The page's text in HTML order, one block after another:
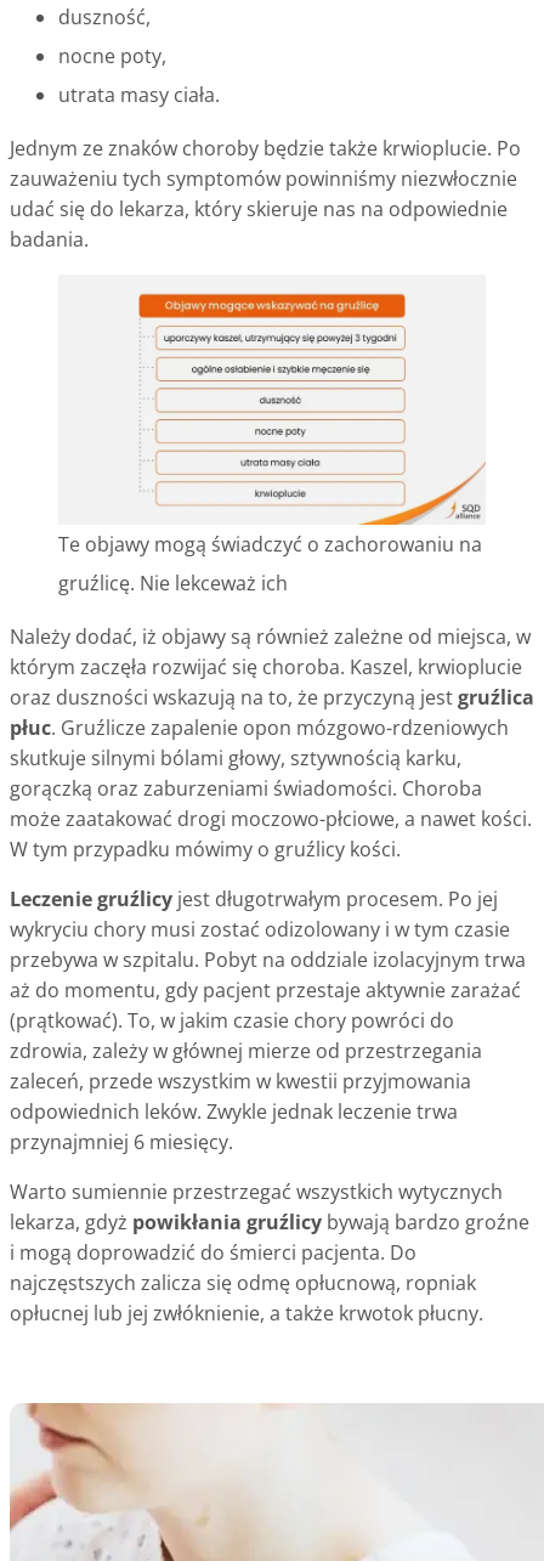
duszność,
nocne poty,
utrata masy ciała.
Jednym ze znaków choroby będzie także krwioplucie. Po
zauważeniu tych symptomów powinniśmy niezwłocznie
udać się do lekarza, który skieruje nas na odpowiednie
badania.
Te objawy mogą świadczyć o zachorowaniu na
gruźlicę. Nie lekceważ ich
Należy dodać, iż objawy są również zależne od miejsca, w
którym zaczęła rozwijać się choroba. Kaszel, krwioplucie
oraz duszności wskazują na to, że przyczyną jestgruźlica
płuc. Gruźlicze zapalenie opon mózgowo-rdzeniowych
skutkuje silnymi bólami głowy, sztywnością karku,
gorączką oraz zaburzeniami świadomości. Choroba
może zaatakować drogi moczowo-płciowe, a nawet kości.
W tym przypadku mówimy o gruźlicy kości.
Leczenie gruźlicy jest długotrwałym procesem. Po jej
wykryciu chory musi zostać odizolowany i w tym czasie
przebywa w szpitalu. Pobyt na oddziale izolacyjnym trwa
aż do momentu, gdy pacjent przestaje aktywnie zarażać
(prątkować). To, w jakim czasie chory powróci do
zdrowia, zależy w głównej mierze od przestrzegania
zaleceń, przede wszystkim w kwestii przyjmowania
odpowiednich leków. Zwykle jednak leczenie trwa
przynajmniej 6 miesięcy.
Warto sumiennie przestrzegać wszystkich wytycznych
lekarza, gdyż powikłania gruźlicy bywają bardzo groźne
i mogą doprowadzić do śmierci pacjenta. Do
najczęstszych zalicza się odmę opłucnową, ropniak
opłucnej lub jej zwłóknienie, a także krwotok płucny.